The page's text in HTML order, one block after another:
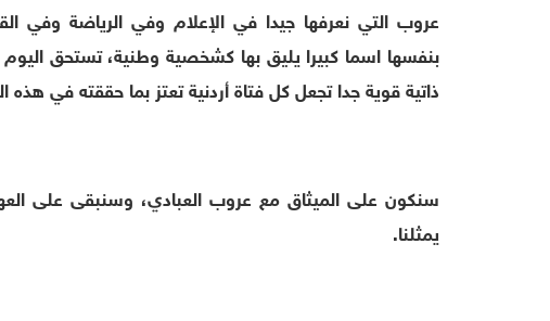
عروب التي نعرفها جيدا في الإعلام وفي الرياضة وفي
بنفسها اسما كبيرا يليق بها كشخصية وطنية، تستحق
ذاتية قوية جدا تجعل كل فتاة أردنية تعتز بما حققته في هذه
سنكون على الميثاق مع عروب العبادي، وسنبقى على
يمثلنا.